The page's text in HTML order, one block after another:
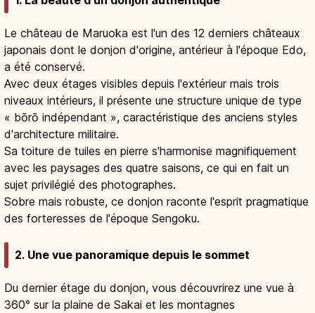
Le château de Maruoka est l'un des 12 derniers châteaux
japonais dont le donjon d'origine, antérieur à l'époque Edo,
a été conservé.
Avec deux étages visibles depuis l'extérieur mais trois
niveaux intérieurs, il présente une structure unique de type
« bōrō indépendant », caractéristique des anciens styles
d'architecture militaire.
Sa toiture de tuiles en pierre s'harmonise magnifiquement
avec les paysages des quatre saisons, ce qui en fait un
sujet privilégié des photographes.
Sobre mais robuste, ce donjon raconte l'esprit pragmatique
des forteresses de l'époque Sengoku.
2. Une vue panoramique depuis le sommet
Du dernier étage du donjon, vous découvrirez une vue à
360° sur la plaine de Sakai et les montagnes